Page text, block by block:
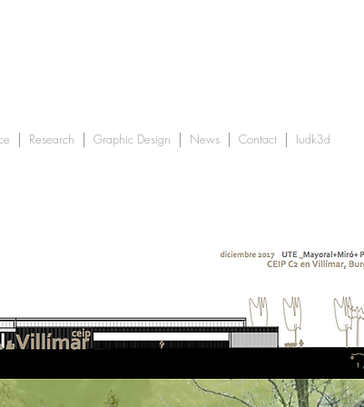
Research Graphic Design News Contact Iudk3d